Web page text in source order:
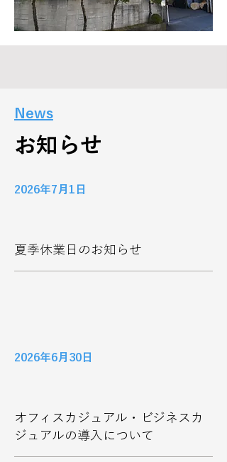
News
お知らせ
2026年7月1日
夏季休業日のお知らせ
2026年6月30日
オフィスカジュアル・ビジネスカ
ジュアルの導入について